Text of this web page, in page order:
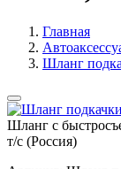
Главная
Шланг
Шланг с
т/с (Россия)